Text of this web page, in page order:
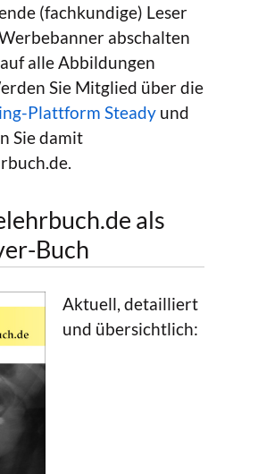
(fachkundige) Leser
abschalten
alle Abbildungen
Sie Mitglied über die
Plattform Steady und
Sie damit
als
Buch
Aktuell, detailliert
und übersichtlich: